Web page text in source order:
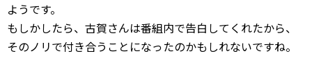
ようです。
もしかしたら、古賀さんは番組内で告白してくれたから、
そのノリで付き合うことになったのかもしれないですね。